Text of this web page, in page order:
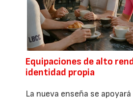
Equipaciones de alto
identidad propia
La nueva enseña se apoyará